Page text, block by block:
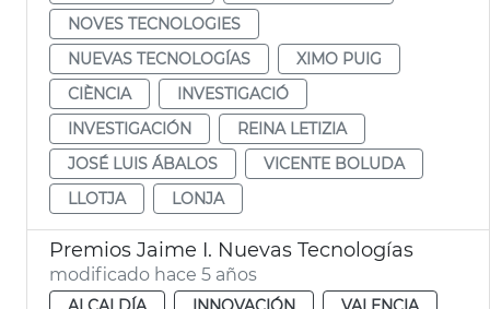
NOVES TECNOLOGIES
NUEVAS TECNOLOGÍAS
XIMO PUIG
CIÈNCIA
INVESTIGACIÓ
INVESTIGACIÓN
REINA LETIZIA
JOSÉ LUIS ÁBALOS
VICENTE BOLUDA
LLOTJA
LONJA
Premios Jaime I. Nuevas Tecnologías
modificado hace 5 años